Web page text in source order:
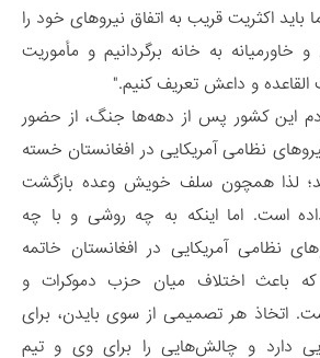
اکثریت قریب به اتفاق نیروهای خود را
خاورمیانه به خانه برگردانیم و مأموریت
و داعش تعریف کنیم."
این کشور پس از دهه‌­ها جنگ، از حضور
نظامی آمریکایی در افغانستان خسته
لذا همچون سلف خویش وعده بازگشت
داده است. اما اینکه به چه روشی و با چه
نظامی آمریکایی در افغانستان خاتمه
باعث اختلاف میان حزب دموکرات و
اتخاذ هر تصمیمی از سوی بایدن، برای
دارد و چالش‌هایی را برای وی و تیم